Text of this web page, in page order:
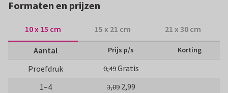
Formaten en prijzen
10 x 15 cm 15 x 21 cm 21 x 30 cm
Aantal Prijs p/s Korting
Proefdruk 0,49Gratis
1–4
3,09 2,99